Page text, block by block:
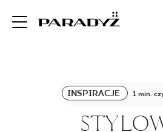
INSPIRACJE 1 min.